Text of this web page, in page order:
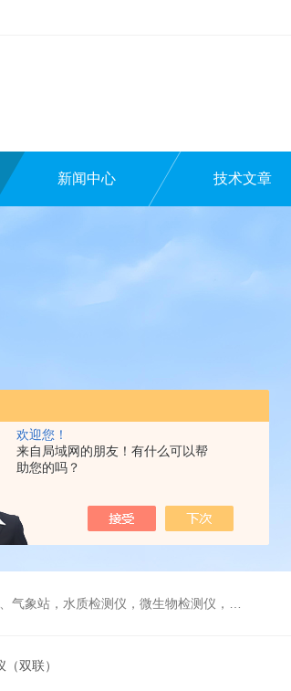
欢迎您！
来自局域网的朋友！有什么可以帮
助您的吗？
新闻中心 技术文章
水质检测仪，微生物检测仪，气体检测仪
双联）